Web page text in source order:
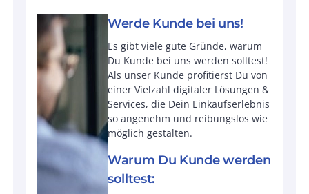
Werde Kunde bei uns!
Es gibt viele gute Gründe, warum
Du Kunde bei uns werden solltest!
Als unser Kunde profitierst Du von
einer Vielzahl digitaler Lösungen &
Services, die Dein Einkaufserlebnis
so angenehm und reibungslos wie
möglich gestalten.
Warum Du Kunde werden
solltest: